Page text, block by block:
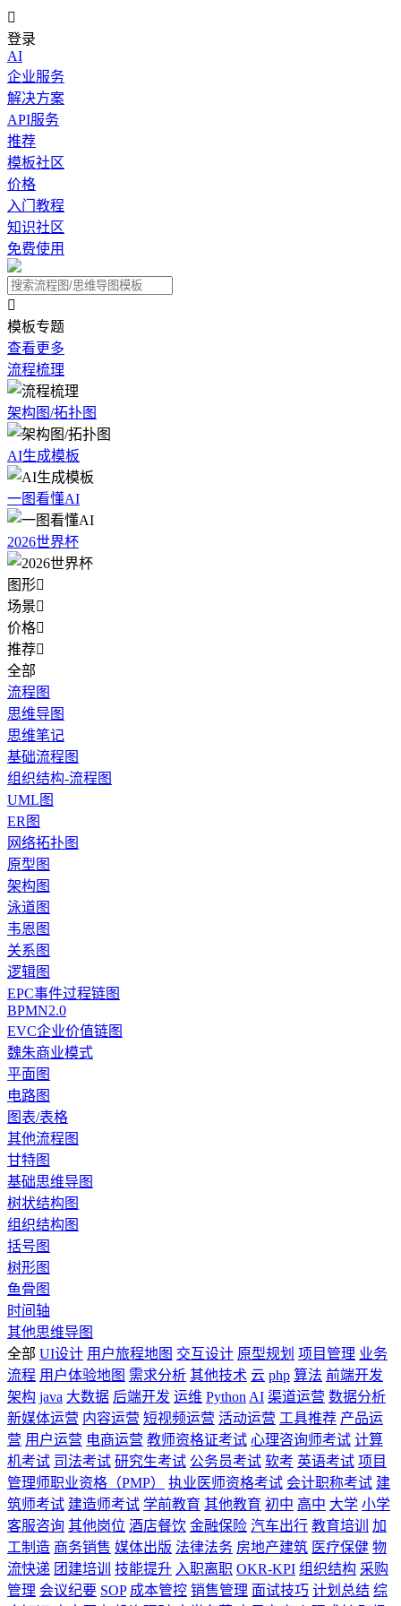

登录
AI
企业服务
解决方案
API服务
推荐
模板社区
价格
入门教程
知识社区
免费使用

模板专题
查看更多
流程梳理
架构图/拓扑图
AI生成模板
一图看懂AI
2026世界杯
图形
场景
价格
推荐
全部
流程图
思维导图
思维笔记
基础流程图
组织结构-流程图
UML图
ER图
网络拓扑图
原型图
架构图
泳道图
韦恩图
关系图
逻辑图
EPC事件过程链图
BPMN2.0
EVC企业价值链图
魏朱商业模式
平面图
电路图
图表/表格
其他流程图
甘特图
基础思维导图
树状结构图
组织结构图
括号图
树形图
鱼骨图
时间轴
其他思维导图
全部 UI设计 用户旅程地图 交互设计 原型规划 项目管理 业务
流程 用户体验地图 需求分析 其他技术 云 php 算法 前端开发
架构 java 大数据 后端开发 运维 Python AI 渠道运营 数据分析
新媒体运营 内容运营 短视频运营 活动运营 工具推荐 产品运
营 用户运营 电商运营 教师资格证考试 心理咨询师考试 计算
机考试 司法考试 研究生考试 公务员考试 软考 英语考试 项目
管理师职业资格（PMP）
执业医师资格考试 会计职称考试 建
筑师考试 建造师考试 学前教育 其他教育 初中 高中 大学 小学
客服咨询 其他岗位 酒店餐饮 金融保险 汽车出行 教育培训
加
工制造 商务销售 媒体出版 法律法务 房地产建筑 医疗保健 物
流快递 团建培训 技能提升 入职离职 OKR-KPI 组织结构 采购
管理 会议纪要 SOP 成本管控 销售管理 面试技巧 计划总结 综